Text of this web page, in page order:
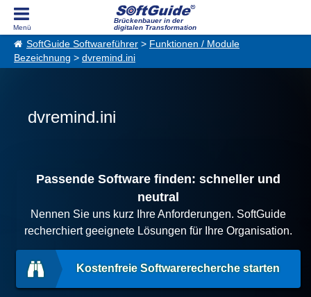
Brückenbauer in der
digitalen Transformation
SoftGuide Softwareführer > Funktionen / Module
Bezeichnung > dvremind.ini
dvremind.ini
Passende Software finden: schneller und
neutral
Nennen Sie uns kurz Ihre Anforderungen. SoftGuide
recherchiert geeignete Lösungen für Ihre Organisation.
Kostenfreie Softwarerecherche starten